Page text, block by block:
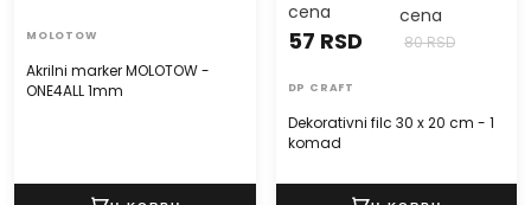
Akrilni marker MOLOTOW -
ONE4ALL 1mm
MOLOTOW
Dekorativni filc 30 x 20 cm - 1
komad
cena
57 RSD
cena
80 RSD
DP CRAFT